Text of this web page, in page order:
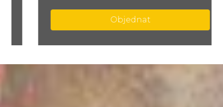
Objednat